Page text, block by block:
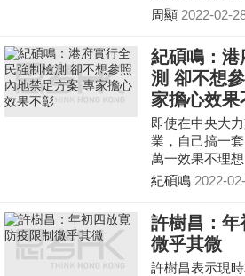
上，所需要的
「與病毒共存
乖乖的主動接
周顯 2022-02-
紀碩鳴：港
測 卻不想
家擔心效果
即使在中央大
業，自己搞一
萬一效果不理
紀碩鳴 2022-
許樹昌：年
微乎其微
許樹昌表示現